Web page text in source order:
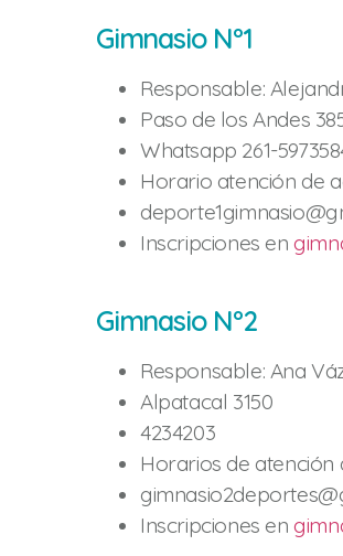
Gimnasio Nº1
Responsable:
Paso de los Andes
Whatsapp 261-
Horario atención de
Inscripciones en
Gimnasio Nº2
Responsable: Ana
Alpatacal 3150
4234203
Horarios de atención
Inscripciones en